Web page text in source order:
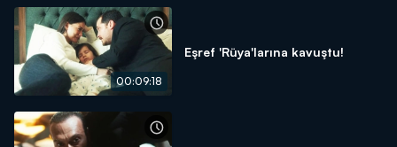
00:09:18
Eşref 'Rüya'larına kavuştu!